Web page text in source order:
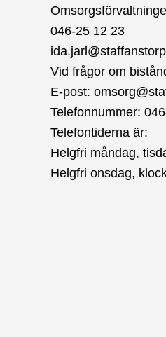
046-25 12 23
Vid frågor om
E-post:
Telefonnummer:
Telefontiderna är:
Helgfri måndag,
Helgfri onsdag,